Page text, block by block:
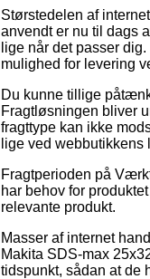
Størstedelen af
anvendt er nu til dags
lige når det passer
mulighed for levering
Du kunne tillige
Fragtløsningen bliver
fragttype kan ikke
lige ved webbutikkens
Fragtperioden på
har behov for
relevante produkt.
Masser af internet
Makita SDS-max
tidspunkt, sådan at de